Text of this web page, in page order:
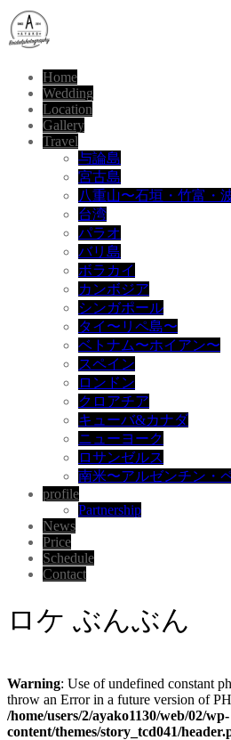
Home
Wedding
Location
Gallery
Travel
与論島
宮古島
八重山〜石垣・竹富・
台湾
パラオ
バリ島
ボラカイ
カンボジア
シンガポール
タイ〜リペ島〜
ベトナム〜ホイアン〜
スペイン
ロンドン
クロアチア
キューバ&カナダ
ニューヨーク
ロサンゼルス
南米〜アルゼンチン・
profile
Partnership
News
Price
Schedule
Contact
ロケ ぶんぶん
Warning: Use of undefined constant
throw an Error in a future version of
/home/users/2/ayako1130/web/02/wp-
content/themes/story_tcd041/